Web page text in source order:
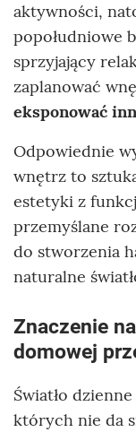
aktywności,
popołudniowe
sprzyjający
zaplanować
eksponować
Odpowiednie
wnętrz to
estetyki z
przemyślane
do stworzenia
naturalne
Znaczenie
domowej
Światło
których nie da